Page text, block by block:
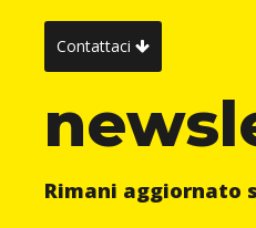
Contattaci
Rimani aggiornato